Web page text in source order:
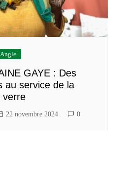
GAYE : Des
au service de la
verre
22 novembre 2024 0